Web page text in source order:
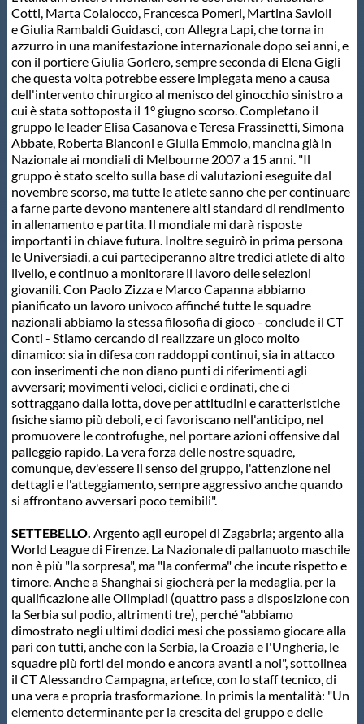
Cotti, Marta Colaiocco, Francesca Pomeri, Martina Savioli
e Giulia Rambaldi Guidasci, con Allegra Lapi, che torna in
azzurro in una manifestazione internazionale dopo sei anni, e
con il portiere Giulia Gorlero, sempre seconda di Elena Gigli
che questa volta potrebbe essere impiegata meno a causa
dell'intervento chirurgico al menisco del ginocchio sinistro a
cui è stata sottoposta il 1° giugno scorso. Completano il
gruppo le leader Elisa Casanova e Teresa Frassinetti, Simona
Abbate, Roberta Bianconi e Giulia Emmolo, mancina già in
Nazionale ai mondiali di Melbourne 2007 a 15 anni. "Il
gruppo è stato scelto sulla base di valutazioni eseguite dal
novembre scorso, ma tutte le atlete sanno che per continuare
a farne parte devono mantenere alti standard di rendimento
in allenamento e partita. Il mondiale mi darà risposte
importanti in chiave futura. Inoltre seguirò in prima persona
le Universiadi, a cui parteciperanno altre tredici atlete di alto
livello, e continuo a monitorare il lavoro delle selezioni
giovanili. Con Paolo Zizza e Marco Capanna abbiamo
pianificato un lavoro univoco affinché tutte le squadre
nazionali abbiamo la stessa filosofia di gioco - conclude il CT
Conti - Stiamo cercando di realizzare un gioco molto
dinamico: sia in difesa con raddoppi continui, sia in attacco
con inserimenti che non diano punti di riferimenti agli
avversari; movimenti veloci, ciclici e ordinati, che ci
sottraggano dalla lotta, dove per attitudini e caratteristiche
fisiche siamo più deboli, e ci favoriscano nell'anticipo, nel
promuovere le controfughe, nel portare azioni offensive dal
palleggio rapido. La vera forza delle nostre squadre,
comunque, dev'essere il senso del gruppo, l'attenzione nei
dettagli e l'atteggiamento, sempre aggressivo anche quando
si affrontano avversari poco temibili".
SETTEBELLO. Argento agli europei di Zagabria; argento alla
World League di Firenze. La Nazionale di pallanuoto maschile
non è più "la sorpresa", ma "la conferma" che incute rispetto e
timore. Anche a Shanghai si giocherà per la medaglia, per la
qualificazione alle Olimpiadi (quattro pass a disposizione con
la Serbia sul podio, altrimenti tre), perché "abbiamo
dimostrato negli ultimi dodici mesi che possiamo giocare alla
pari con tutti, anche con la Serbia, la Croazia e l'Ungheria, le
squadre più forti del mondo e ancora avanti a noi", sottolinea
il CT Alessandro Campagna, artefice, con lo staff tecnico, di
una vera e propria trasformazione. In primis la mentalità: "Un
elemento determinante per la crescita del gruppo e delle